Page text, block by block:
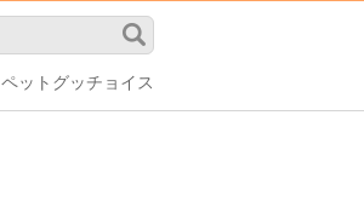
ペットグッチョイス